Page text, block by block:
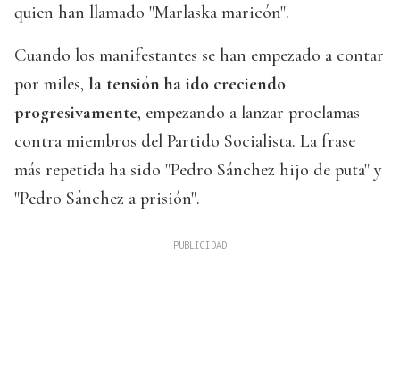
quien han llamado "Marlaska maricón".
Cuando los manifestantes se han empezado a contar
por miles, la tensión ha ido creciendo
progresivamente, empezando a lanzar proclamas
contra miembros del Partido Socialista. La frase
más repetida ha sido "Pedro Sánchez hijo de puta" y
"Pedro Sánchez a prisión".